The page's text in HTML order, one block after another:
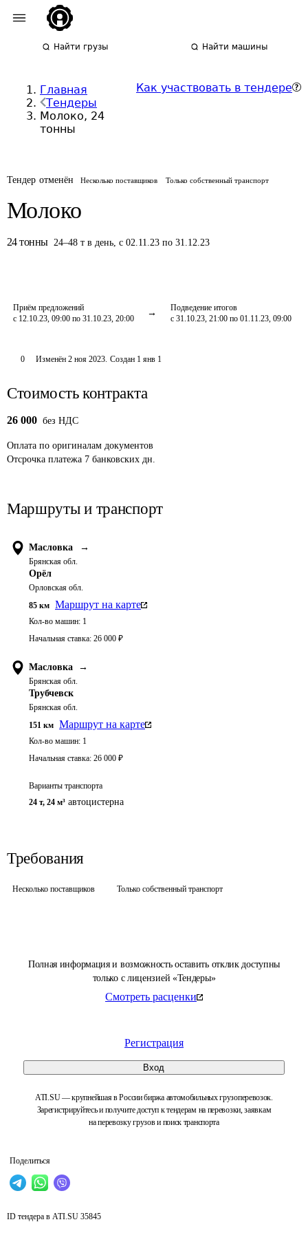
Найти грузы Найти машины
Главная
Тендеры
Молоко, 24
тонны
Как участвовать в тендере
Тендер отменён Несколько поставщиков Только собственный транспорт
Молоко
24 тонны 24–48 т в день, с 02.11.23 по 31.12.23
Приём предложений
с 12.10.23, 09:00 по 31.10.23, 20:00
Подведение итогов
с 31.10.23, 21:00 по 01.11.23, 09:00
Полная информация и возможность оставить отклик доступны
только с лицензией «Тендеры»
Смотреть расценки
Регистрация
Вход
ATI.SU — крупнейшая в России биржа автомобильных грузоперевозок.
Зарегистрируйтесь и получите доступ к тендерам на перевозки, заявкам
на перевозку грузов и поиск транспорта
Поделиться
0 Изменён 2 ноя 2023. Создан 1 янв 1
Стоимость контракта
26 000 без НДС
Оплата по оригиналам документов
Отсрочка платежа 7 банковских дн.
Маршруты и транспорт
Масловка →
Брянская обл.
Орёл
Орловская обл.
85 км Маршрут на карте
Кол-во машин: 1
Начальная ставка: 26 000 ₽
Масловка →
Брянская обл.
Трубчевск
Брянская обл.
151 км Маршрут на карте
Кол-во машин: 1
Начальная ставка: 26 000 ₽
Варианты транспорта
24 т, 24 м³ автоцистерна
Требования
Несколько поставщиков Только собственный транспорт
ID тендера в ATI.SU 35845